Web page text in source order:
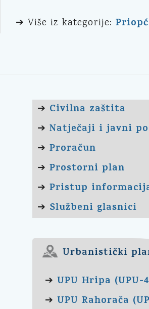
➔ Više iz kategorije:
➔ Civilna zaštita
➔ Natječaji i javni
➔ Proračun
➔ Prostorni plan
➔ Pristup
➔ Službeni glasnici
Urbanistički
➔ UPU Hripa (UPU-
➔ UPU Rahorača